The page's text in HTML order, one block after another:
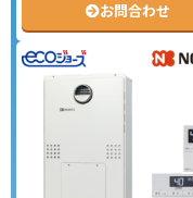
お問合わせ